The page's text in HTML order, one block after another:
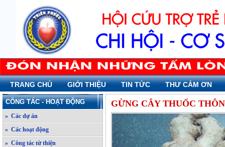
TRANG CHỦ GIỚI THIỆU TIN TỨC THƯ CẢM ƠN
CÔNG TÁC - HOẠT ĐỘNG
» Các dự án
» Các hoạt động
» Công tác từ thiện
GỪNG CÂY THUỐC